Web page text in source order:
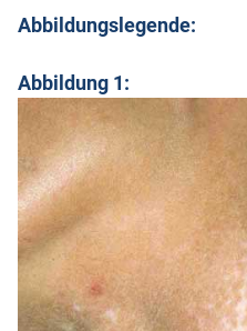
Abbildungslegende:
Abbildung 1: